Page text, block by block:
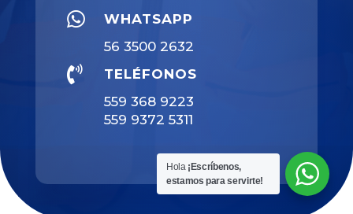

WHATSAPP
56 3500 2632

TELÉFONOS
559 368 9223
559 9372 5311
Hola ¡Escríbenos,
estamos para servirte!